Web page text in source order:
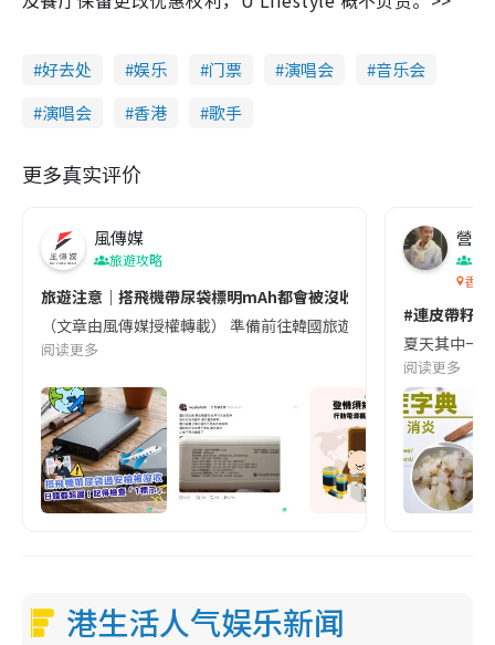
好去处 娱乐 门票 演唱会
音乐会
演唱会
香港 歌手
更多真实评价
風傳媒
旅遊攻略
旅遊注意｜搭飛機帶尿袋標明mAh都會被沒收😱出發前切記檢查
（文章由風傳媒授權轉載） 準備前往韓國旅遊的民眾，近期要
阅读更多
營養
香港
#連皮帶籽
夏天其中一
阅读更多
港生活人气娱乐新闻